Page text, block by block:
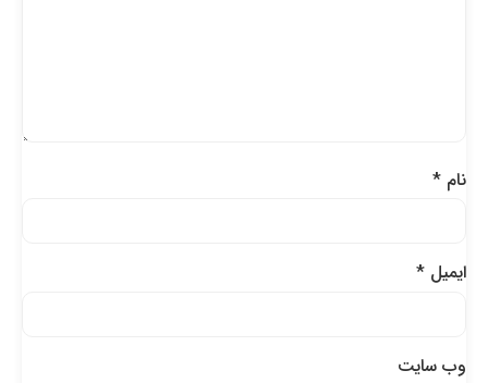
نام*
ایمیل*
وب‌ سایت